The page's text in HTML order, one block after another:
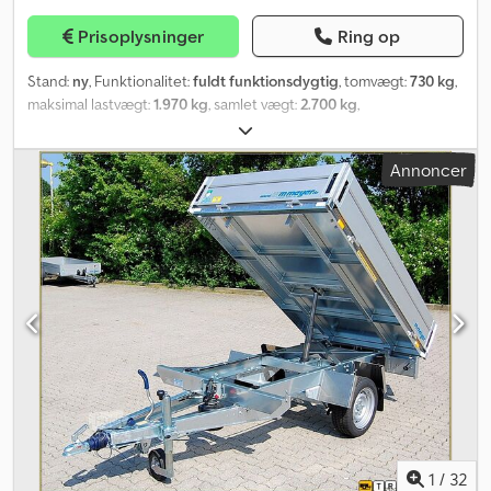
- Inkl. registreringsattest (del 2) - Inkl. COC-dokument (EU-
overensstemmelsesattest) - Ingen yderligere uønskede
Flere tilbud og informationer findes på vores hjemmeside. Af
juridiske grunde kan denne ikke direkte linkes – søg venligst efter
“Dapper Anhänger” i din søgemaskine. Crodpfsh Avpnox Agkof
Billeder kan vise ekstraudstyr. Der tages forbehold for fejl,
ændringer og mellemsalg.
Prisoplysninger Ring op
Stand: ny, Funktionalitet:fuldt funktionsdygtig, tomvægt:730 kg,
maksimal lastvægt:1.970 kg, samlet vægt:2.700 kg,
, længde af lastrum:
læsningsbredde:1.950 mm, lastepladshøjde:350 mm, affjedring:
parabolblad (fjeder), dækstørrelse:165R13C, trailerbremse:
trailer med bremser, Produktionsår:2025, Ifor Williams TT2515 ►
Bagkiptrailer med stor tippevinkel ► Ladstørrelse: ca. 246x119x35
cm (LxBxH) ► Tilladt totalvægt: 2700 kg ► Egenvægt ca.: 730 kg
(uden ekstraudstyr) ► 12 V elektrisk hydraulikpumpe og egen
batteri ► Batteriladning fra trækkende køretøj ► Fuld
aluminiumsgulv ► Bagklap kan åbnes både for oven og forneden
► Maks. tippevinkel: 50° ► Fuld reservehjul Codpjyglguofx Agkorf
Ekstraudstyr allerede inkluderet i prisen: ► Overbygning med
aluriffelplade, 80 cm ► Rampeholdere ► Aluminiumsramper –
bæreevne pr. par: 3000 kg ► Låsbart værktøjskasse
Annoncer
1 / 32